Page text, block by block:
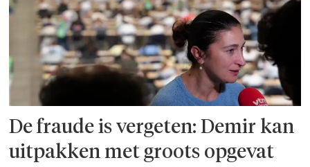
De fraude is vergeten: Demir kan
uitpakken met groots opgevat